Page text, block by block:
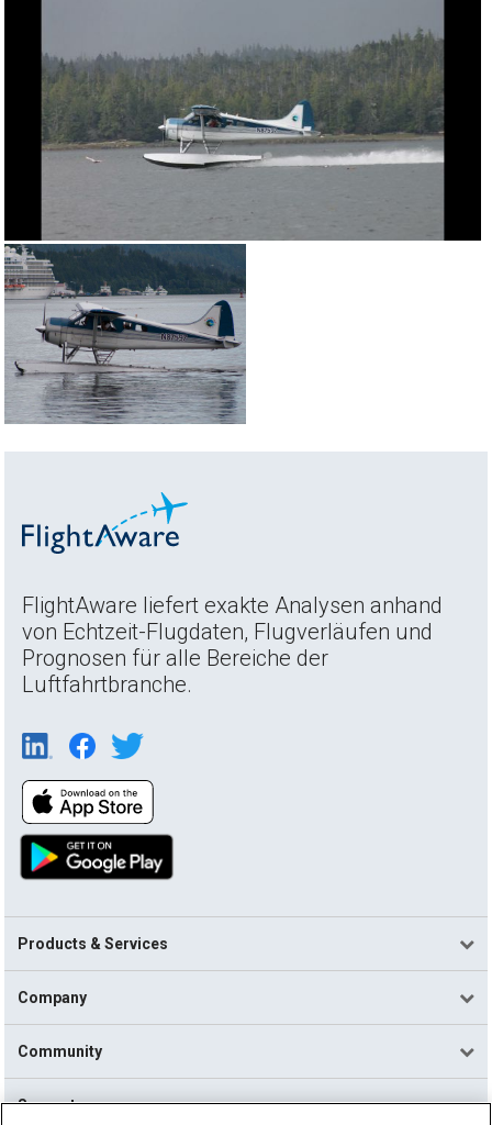
FlightAware liefert exakte Analysen anhand
von Echtzeit-Flugdaten, Flugverläufen und
Prognosen für alle Bereiche der
Luftfahrtbranche.
Products & Services
Company
Community
Support